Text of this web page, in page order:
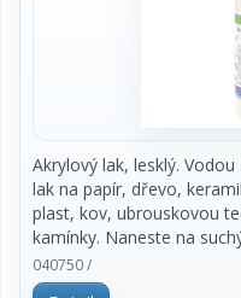
Akrylový lak, lesklý.
lak na papír, dřevo,
plast, kov, ubrouskovou
kamínky. Naneste na
povrch. Po zaschnutí je
Zvyšuje odolnost barev
040750 /